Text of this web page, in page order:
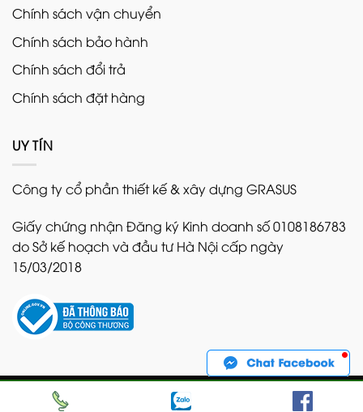
Chính sách vận chuyển
Chính sách bảo hành
Chính sách đổi trả
Chính sách đặt hàng
UY TÍN
Công ty cổ phần thiết kế & xây dựng GRASUS
Giấy chứng nhận Đăng ký Kinh doanh số 0108186783
do Sở kế hoạch và đầu tư Hà Nội cấp ngày
15/03/2018
Copyright 2026 ©
Bản quyền thuộc về GRASUS. Nghiêm